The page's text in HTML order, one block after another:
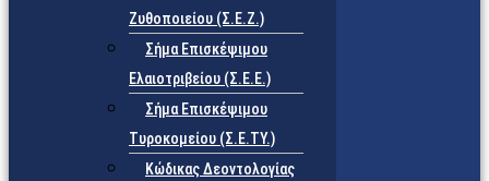
Ζυθοποιείου (Σ.Ε.Ζ.)
Σήμα Επισκέψιμου
Ελαιοτριβείου (Σ.Ε.Ε.)
Σήμα Επισκέψιμου
Τυροκομείου (Σ.Ε.TY.)
Κώδικας Δεοντολογίας